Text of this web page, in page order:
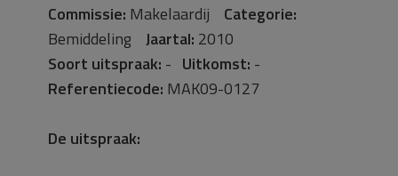
Commissie: Makelaardij Categorie:
Bemiddeling Jaartal: 2010
Soort uitspraak: - Uitkomst: -
Referentiecode: MAK09-0127
De uitspraak: